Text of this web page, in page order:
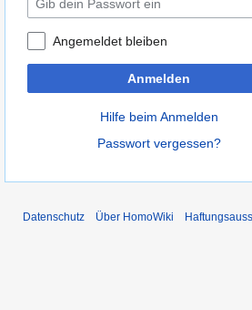
Angemeldet bleiben
Anmelden
Hilfe beim Anmelden
Passwort vergessen?
Datenschutz Über HomoWiki